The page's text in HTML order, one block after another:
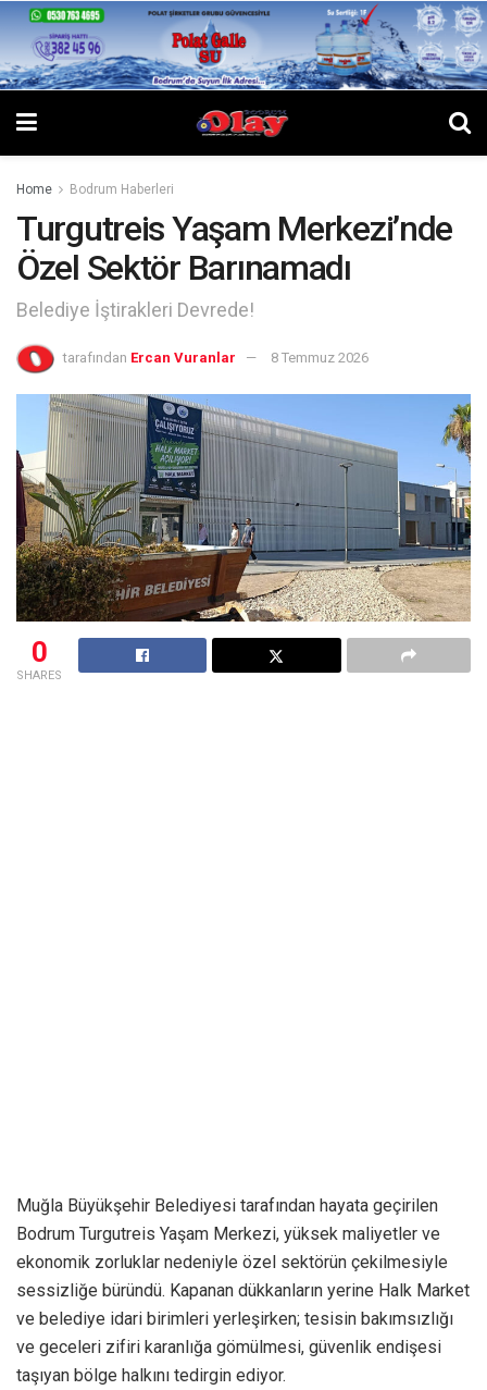
Home Bodrum Haberleri
Turgutreis Yaşam Merkezi’nde
Özel Sektör Barınamadı
Belediye İştirakleri Devrede!
tarafından Ercan Vuranlar 8 Temmuz 2026
0
SHARES
Muğla Büyükşehir Belediyesi tarafından hayata geçirilen
Bodrum Turgutreis Yaşam Merkezi, yüksek maliyetler ve
ekonomik zorluklar nedeniyle özel sektörün çekilmesiyle
sessizliğe büründü. Kapanan dükkanların yerine Halk Market
ve belediye idari birimleri yerleşirken; tesisin bakımsızlığı
ve geceleri zifiri karanlığa gömülmesi, güvenlik endişesi
taşıyan bölge halkını tedirgin ediyor.